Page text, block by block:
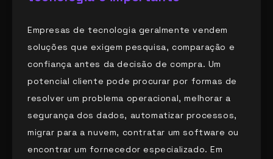
Empresas de tecnologia geralmente vendem
soluções que exigem pesquisa, comparação e
confiança antes da decisão de compra. Um
potencial cliente pode procurar por formas de
resolver um problema operacional, melhorar a
segurança dos dados, automatizar processos,
migrar para a nuvem, contratar um software ou
encontrar um fornecedor especializado. Em